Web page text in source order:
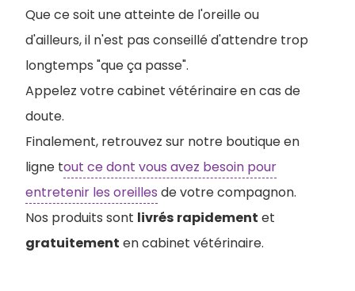
Que ce soit une atteinte de l'oreille ou
d'ailleurs, il n'est pas conseillé d'attendre trop
longtemps "que ça passe".
Appelez votre cabinet vétérinaire en cas de
doute.
Finalement, retrouvez sur notre boutique en
ligne tout ce dont vous avez besoin pour
entretenir les oreilles de votre compagnon.
Nos produits sont livrés rapidement et
gratuitement en cabinet vétérinaire.